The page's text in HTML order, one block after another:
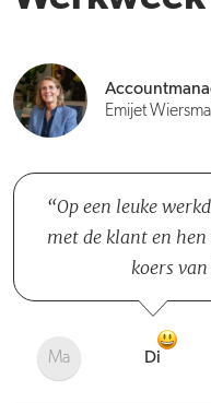
Emijet Wiersma
Op een leuke
met de klant en
koers
Ma Di